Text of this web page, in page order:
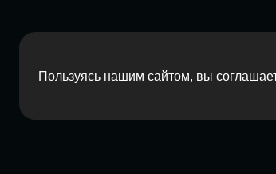
Пользуясь нашим сайтом, вы